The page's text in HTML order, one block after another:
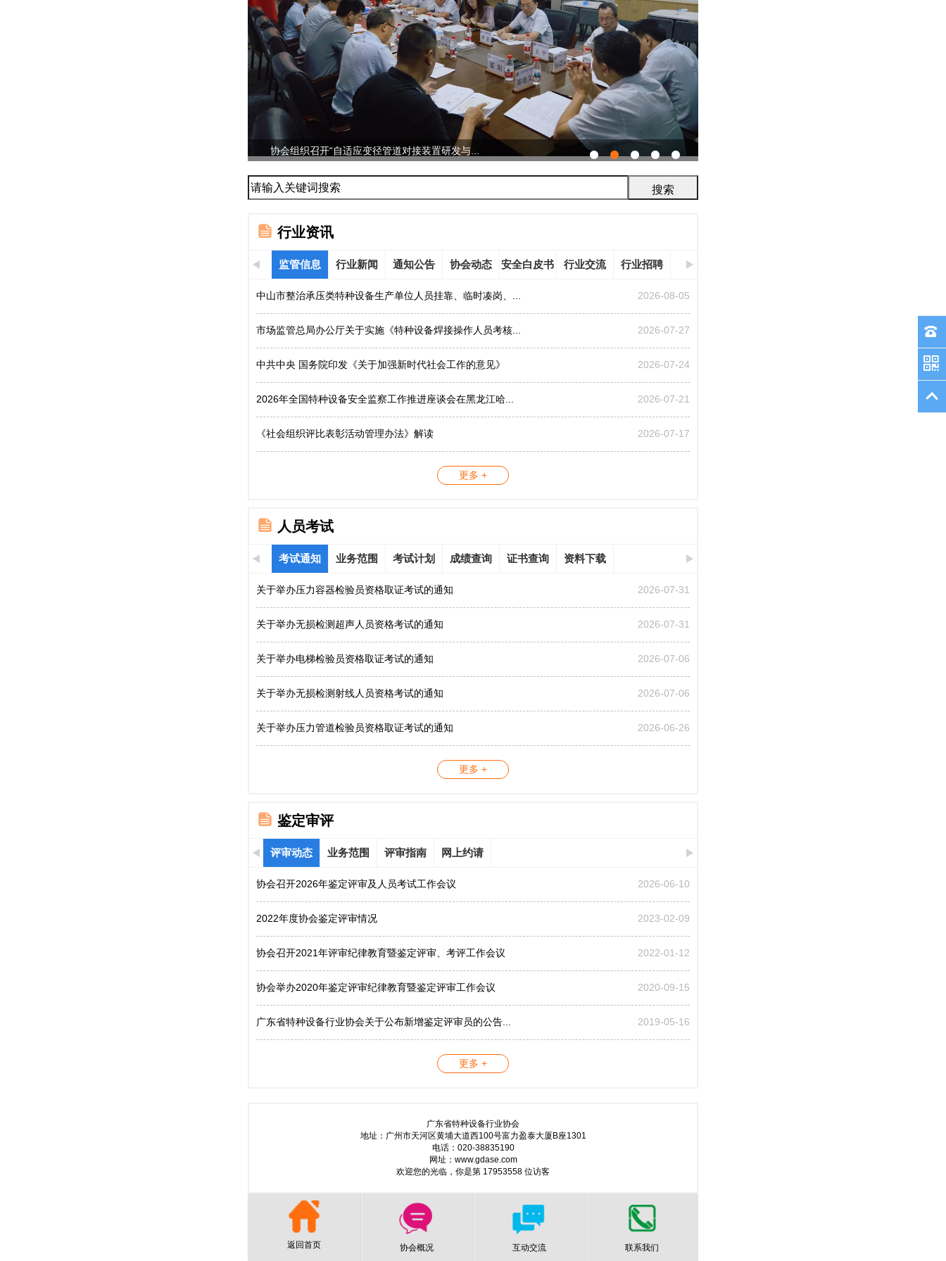
协会组织召开“自适应变径管道对接装置研发与...
行业资讯
监管信息 行业新闻 通知公告 协会动态 安全白皮书 行业交流 行业招聘
中山市整治承压类特种设备生产单位人员挂靠、临时凑岗、... 2026-08-05
市场监管总局办公厅关于实施《特种设备焊接操作人员考核... 2026-07-27
中共中央 国务院印发《关于加强新时代社会工作的意见》 2026-07-24
2026年全国特种设备安全监察工作推进座谈会在黑龙江哈... 2026-07-21
《社会组织评比表彰活动管理办法》解读 2026-07-17
更多 +
人员考试
考试通知 业务范围 考试计划 成绩查询 证书查询 资料下载
关于举办压力容器检验员资格取证考试的通知 2026-07-31
关于举办无损检测超声人员资格考试的通知 2026-07-31
关于举办电梯检验员资格取证考试的通知 2026-07-06
关于举办无损检测射线人员资格考试的通知 2026-07-06
关于举办压力管道检验员资格取证考试的通知 2026-06-26
更多 +
鉴定审评
评审动态 业务范围 评审指南 网上约请
协会召开2026年鉴定评审及人员考试工作会议 2026-06-10
2022年度协会鉴定评审情况 2023-02-09
协会召开2021年评审纪律教育暨鉴定评审、考评工作会议 2022-01-12
协会举办2020年鉴定评审纪律教育暨鉴定评审工作会议 2020-09-15
广东省特种设备行业协会关于公布新增鉴定评审员的公告... 2019-05-16
更多 +
广东省特种设备行业协会
地址：广州市天河区黄埔大道西100号富力盈泰大厦B座1301
电话：020-38835190
网址：www.gdase.com
欢迎您的光临，你是第 17953558 位访客
返回首页 协会概况 互动交流 联系我们